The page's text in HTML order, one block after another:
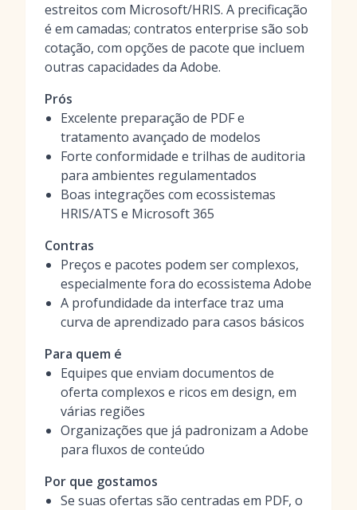
estreitos com Microsoft/HRIS. A precificação
é em camadas; contratos enterprise são sob
cotação, com opções de pacote que incluem
outras capacidades da Adobe.
Prós
Excelente preparação de PDF e
tratamento avançado de modelos
Forte conformidade e trilhas de auditoria
para ambientes regulamentados
Boas integrações com ecossistemas
HRIS/ATS e Microsoft 365
Contras
Preços e pacotes podem ser complexos,
especialmente fora do ecossistema Adobe
A profundidade da interface traz uma
curva de aprendizado para casos básicos
Para quem é
Equipes que enviam documentos de
oferta complexos e ricos em design, em
várias regiões
Organizações que já padronizam a Adobe
para fluxos de conteúdo
Por que gostamos
Se suas ofertas são centradas em PDF, o